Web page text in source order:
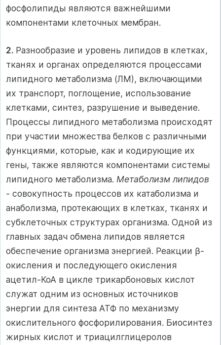
фосфолипиды являются важнейшими
компонентами клеточных мембран.
2. Разнообразие и уровень липидов в клетках,
тканях и органах определяются процессами
липидного метаболизма (ЛМ), включающими
их транспорт, поглощение, использование
клетками, синтез, разрушение и выведение.
Процессы липидного метаболизма происходят
при участии множества белков с различными
функциями, которые, как и кодирующие их
гены, также являются компонентами системы
липидного метаболизма. Метаболизм липидов
- совокупность процессов их катаболизма и
анаболизма, протекающих в клетках, тканях и
субклеточных структурах организма. Одной из
главных задач обмена липидов является
обеспечение организма энергией. Реакции β-
окисления и последующего окисления
ацетил-КоА в цикле трикарбоновых кислот
служат одним из основных источников
энергии для синтеза АТФ по механизму
окислительного фосфорилирования. Биосинтез
жирных кислот и триацилглицеролов